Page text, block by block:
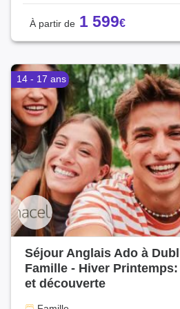
1 599
14 - 17 ans
Séjour Anglais Ado à
Famille - Hiver
et découverte